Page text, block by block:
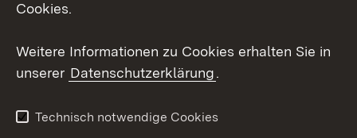
Youtube
Kontakt
Datenschutz
Barrierefreiheit
Cookies.
Weitere Informationen zu Cookies erhalten Sie in
unserer Datenschutzerklärung.
Technisch notwendige Cookies